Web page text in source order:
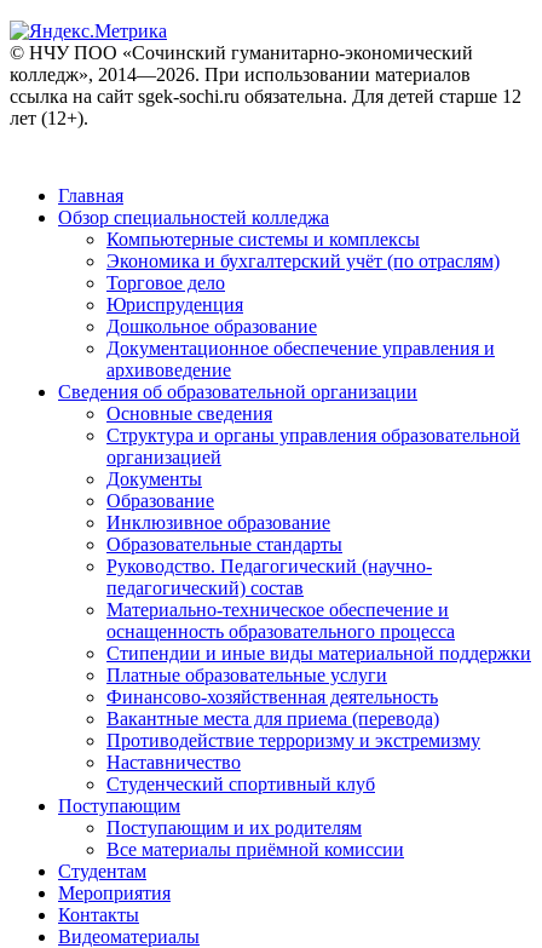
© НЧУ ПОО «Сочинский гуманитарно-экономический
колледж», 2014—2026. При использовании материалов
ссылка на сайт sgek-sochi.ru обязательна. Для детей старше 12
лет (12+).
Главная
Обзор специальностей колледжа
Компьютерные системы и комплексы
Экономика и бухгалтерский учёт (по отраслям)
Торговое дело
Юриспруденция
Дошкольное образование
Документационное обеспечение управления и
архивоведение
Сведения об образовательной организации
Основные сведения
Структура и органы управления образовательной
организацией
Документы
Образование
Инклюзивное образование
Образовательные стандарты
Руководство. Педагогический (научно-
педагогический) состав
Материально-техническое обеспечение и
оснащенность образовательного процесса
Стипендии и иные виды материальной поддержки
Платные образовательные услуги
Финансово-хозяйственная деятельность
Вакантные места для приема (перевода)
Противодействие терроризму и экстремизму
Наставничество
Студенческий спортивный клуб
Поступающим
Поступающим и их родителям
Все материалы приёмной комиссии
Студентам
Мероприятия
Контакты
Видеоматериалы